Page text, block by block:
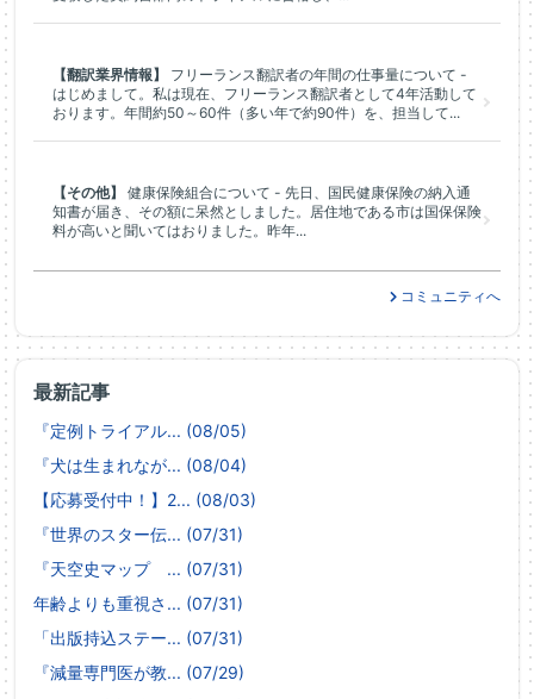
最新記事
『定例トライアル... (08/05)
『犬は生まれなが... (08/04)
【応募受付中！】2... (08/03)
『世界のスター伝... (07/31)
『天空史マップ ... (07/31)
年齢よりも重視さ... (07/31)
「出版持込ステー... (07/31)
『減量専門医が教... (07/29)
【翻訳業界情報】
フリーランス翻訳者の年間の仕事量について -
はじめまして。私は現在、フリーランス翻訳者として4年活動して
おります。年間約50～60件（多い年で約90件）を、担当して...
【その他】
健康保険組合について - 先日、国民健康保険の納入通
知書が届き、その額に呆然としました。居住地である市は国保保険
料が高いと聞いてはおりました。昨年...
コミュニティへ